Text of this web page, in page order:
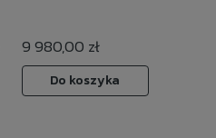
9 980,00 zł
Do koszyka